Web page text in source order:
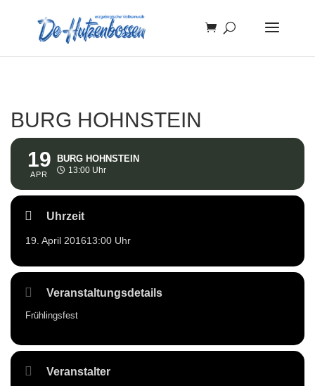
BURG HOHNSTEIN
19
APR
BURG HOHNSTEIN
13:00 Uhr
Uhrzeit
19. April 201613:00 Uhr
Veranstaltungsdetails
Frühlingsfest
Veranstalter